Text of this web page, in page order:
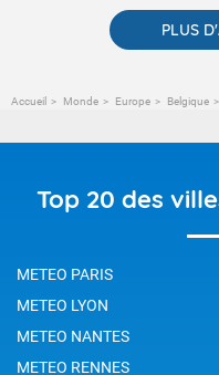
PLUS
Accueil Monde Europe Belgique
Top 20 des
METEO PARIS
METEO LYON
METEO NANTES
METEO RENNES